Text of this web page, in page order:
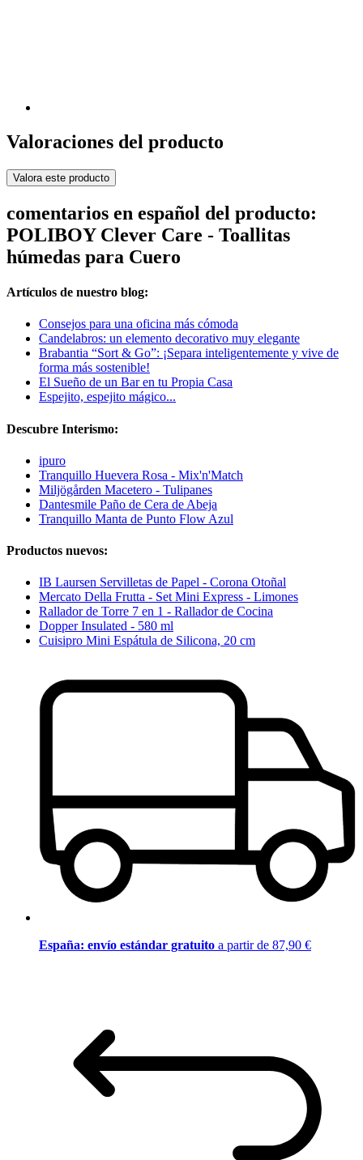
Valoraciones del producto
Valora este producto
comentarios en español del producto:
POLIBOY Clever Care - Toallitas
húmedas para Cuero
Artículos de nuestro blog:
Consejos para una oficina más cómoda
Candelabros: un elemento decorativo muy elegante
Brabantia “Sort & Go”: ¡Separa inteligentemente y vive de
forma más sostenible!
El Sueño de un Bar en tu Propia Casa
Espejito, espejito mágico...
Descubre Interismo:
ipuro
Tranquillo Huevera Rosa - Mix'n'Match
Miljögården Macetero - Tulipanes
Dantesmile Paño de Cera de Abeja
Tranquillo Manta de Punto Flow Azul
Productos nuevos:
IB Laursen Servilletas de Papel - Corona Otoñal
Mercato Della Frutta - Set Mini Express - Limones
Rallador de Torre 7 en 1 - Rallador de Cocina
Dopper Insulated - 580 ml
Cuisipro Mini Espátula de Silicona, 20 cm
España: envío estándar gratuito a partir de 87,90 €